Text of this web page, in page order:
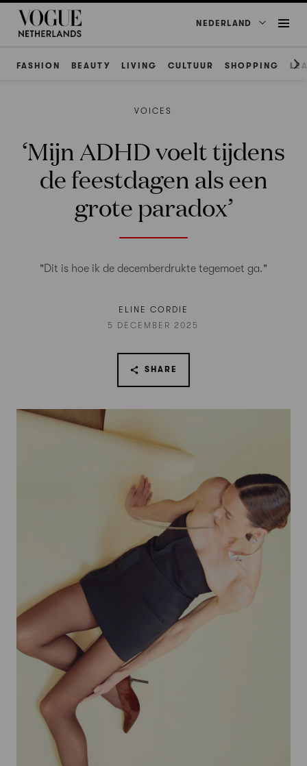
NEDERLAND
FASHION BEAUTY LIVING CULTUUR SHOPPING
VOICES
‘Mijn ADHD voelt tijdens
de feestdagen als een
grote paradox’
"Dit is hoe ik de decemberdrukte tegemoet ga."
ELINE CORDIE
5 DECEMBER 2025
SHARE